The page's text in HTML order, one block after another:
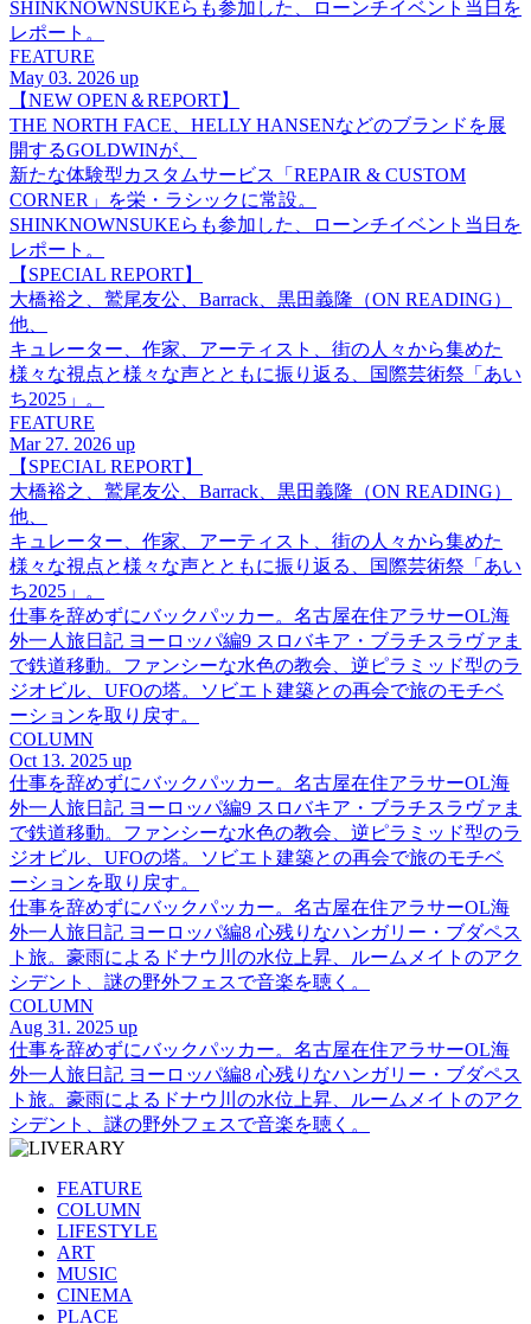
SHINKNOWNSUKEらも参加した、ローンチイベント当日を
レポート。
FEATURE
May 03. 2026 up
【NEW OPEN＆REPORT】
THE NORTH FACE、HELLY HANSENなどのブランドを展
開するGOLDWINが、
新たな体験型カスタムサービス「REPAIR & CUSTOM
CORNER」を栄・ラシックに常設。
SHINKNOWNSUKEらも参加した、ローンチイベント当日を
レポート。
【SPECIAL REPORT】
大橋裕之、鷲尾友公、Barrack、黒田義隆（ON READING）
他、
キュレーター、作家、アーティスト、街の人々から集めた
様々な視点と様々な声とともに振り返る、国際芸術祭「あい
ち2025」。
FEATURE
Mar 27. 2026 up
【SPECIAL REPORT】
大橋裕之、鷲尾友公、Barrack、黒田義隆（ON READING）
他、
キュレーター、作家、アーティスト、街の人々から集めた
様々な視点と様々な声とともに振り返る、国際芸術祭「あい
ち2025」。
仕事を辞めずにバックパッカー。名古屋在住アラサーOL海
外一人旅日記 ヨーロッパ編9 スロバキア・ブラチスラヴァま
で鉄道移動。ファンシーな水色の教会、逆ピラミッド型のラ
ジオビル、UFOの塔。ソビエト建築との再会で旅のモチベ
ーションを取り戻す。
COLUMN
Oct 13. 2025 up
仕事を辞めずにバックパッカー。名古屋在住アラサーOL海
外一人旅日記 ヨーロッパ編9 スロバキア・ブラチスラヴァま
で鉄道移動。ファンシーな水色の教会、逆ピラミッド型のラ
ジオビル、UFOの塔。ソビエト建築との再会で旅のモチベ
ーションを取り戻す。
仕事を辞めずにバックパッカー。名古屋在住アラサーOL海
外一人旅日記 ヨーロッパ編8 心残りなハンガリー・ブダペス
ト旅。豪雨によるドナウ川の水位上昇、ルームメイトのアク
シデント、謎の野外フェスで音楽を聴く。
COLUMN
Aug 31. 2025 up
仕事を辞めずにバックパッカー。名古屋在住アラサーOL海
外一人旅日記 ヨーロッパ編8 心残りなハンガリー・ブダペス
ト旅。豪雨によるドナウ川の水位上昇、ルームメイトのアク
シデント、謎の野外フェスで音楽を聴く。
FEATURE
COLUMN
LIFESTYLE
ART
MUSIC
CINEMA
PLACE